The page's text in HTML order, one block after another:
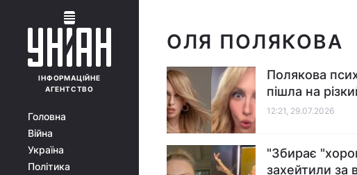
ІНФОРМАЦІЙНЕ
АГЕНТСТВО
Головна
Війна
Україна
Політика
ОЛЯ ПОЛЯКОВА
Полякова
пішла на
12:21, 29.07.2026
"Збирає
захейтили за